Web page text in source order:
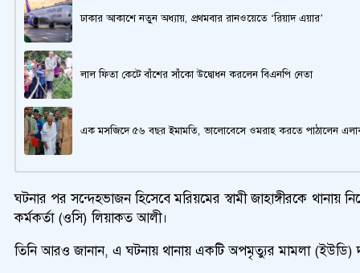
ঢাকার আকাশে নতুন অধ্যায়, প্রথমবার রানওয়েতে ‘রিয়াদ এয়ার’
লাল ফিতা কেটে বাঁশের সাঁকো উদ্বোধন করলেন বিএনপি নেতা
এক মসজিদে ৫৬ বছর ইমামতি, ভালোবেসে ওমরাহ করতে পাঠালেন
ঘটনার পর সন্দেহভাজন হিসেবে মরিয়মের স্বামী জাহাঙ্গীরকে
কর্মকর্তা (ওসি) লিয়াকত আলী।
তিনি আরও জানান, এ ঘটনায় থানায় একটি অপমৃত্যুর মামলা (ইউডি)